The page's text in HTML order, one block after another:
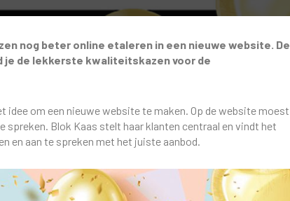
nog beter online etaleren in een nieuwe website. De
je de lekkerste kwaliteitskazen voor de
idee om een nieuwe website te maken. Op de website moest
spreken. Blok Kaas stelt haar klanten centraal en vindt het
en aan te spreken met het juiste aanbod.